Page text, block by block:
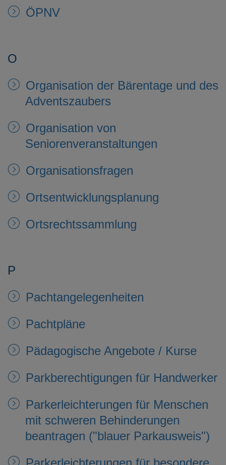
ÖPNV
O
Organisation der Bärentage und des
Adventszaubers
Organisation von
Seniorenveranstaltungen
Organisationsfragen
Ortsentwicklungsplanung
Ortsrechtssammlung
P
Pachtangelegenheiten
Pachtpläne
Pädagogische Angebote / Kurse
Parkberechtigungen für Handwerker
Parkerleichterungen für Menschen
mit schweren Behinderungen
beantragen ("blauer Parkausweis")